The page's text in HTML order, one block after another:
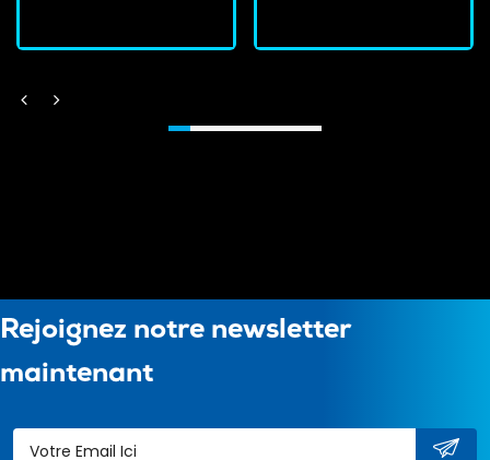
Rejoignez notre newsletter
maintenant